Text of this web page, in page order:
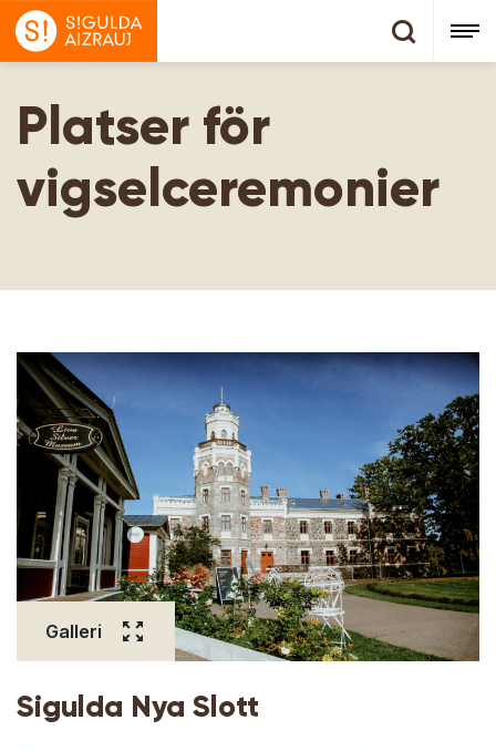
Platser för
vigselceremonier
Galleri
Sigulda Nya Slott